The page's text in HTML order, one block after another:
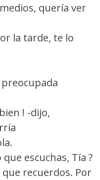
quería ver
la tarde, te lo
! -dijo,
escuchas, Tía ?
recuerdos. Por